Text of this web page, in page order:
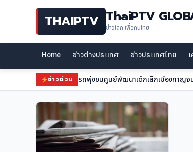
THAIPTV ThaiPTV
ข่าวโลก เพื่อคนไทย
Home ข่าวต่างประเทศ ข่าวประเทศไทย
ข่าวด่วน รถพุ่งชนศูนย์พัฒนาเด็กเล็กเมืองกาญจ